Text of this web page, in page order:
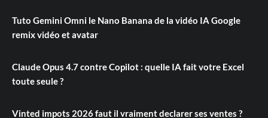
Tuto Gemini Omni le Nano Banana de la vidéo IA Google
remix vidéo et avatar
Claude Opus 4.7 contre Copilot : quelle IA fait votre Excel
toute seule ?
Vinted impots 2026 faut il vraiment declarer ses ventes ?